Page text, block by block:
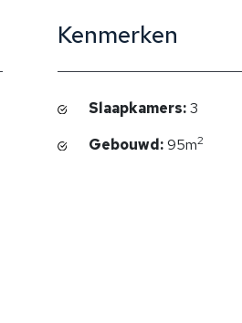
Kenmerken
Slaapkamers:3
Gebouwd:95m2